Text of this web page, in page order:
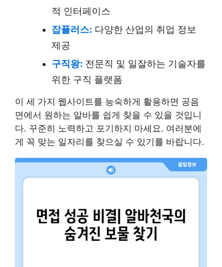
적 인터페이스
잡플러스: 다양한 산업의 취업 정보
제공
구직왕: 전문직 및 일잘하는 기술자를
위한 구직 플랫폼
이 세 가지 웹사이트를 능숙하게 활용하면 공음
면에서 원하는 알바를 쉽게 찾을 수 있을 것입니
다. 꾸준히 노력하고 포기하지 마세요. 여러분에
게 꼭 맞는 일자리를 찾으실 수 있기를 바랍니다.